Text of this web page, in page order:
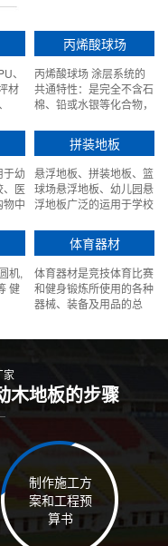
、
材
丙烯酸球场
丙烯酸球场 涂层系统的
共通特性：是完全不含石
棉、铅或水银等化合物，
环保、高度抗紫外光性
能，颜色持久深入，不退
色，不脱落。
于幼
、医
物中
动场
拼装地板
悬浮地板、拼装地板、篮
球场悬浮地板、幼儿园悬
浮地板广泛的运用于学校
板其优质的品质更是受到
广泛好评！
机,
健
体育器材
体育器材是竞技体育比赛
和健身锻炼所使用的各种
器械、装备及用品的总
家
木地板的步骤
制作施工方
案和工程预
算书